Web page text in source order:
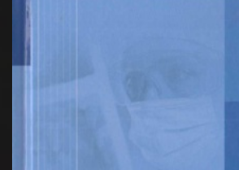
необходимы как студентам, т...